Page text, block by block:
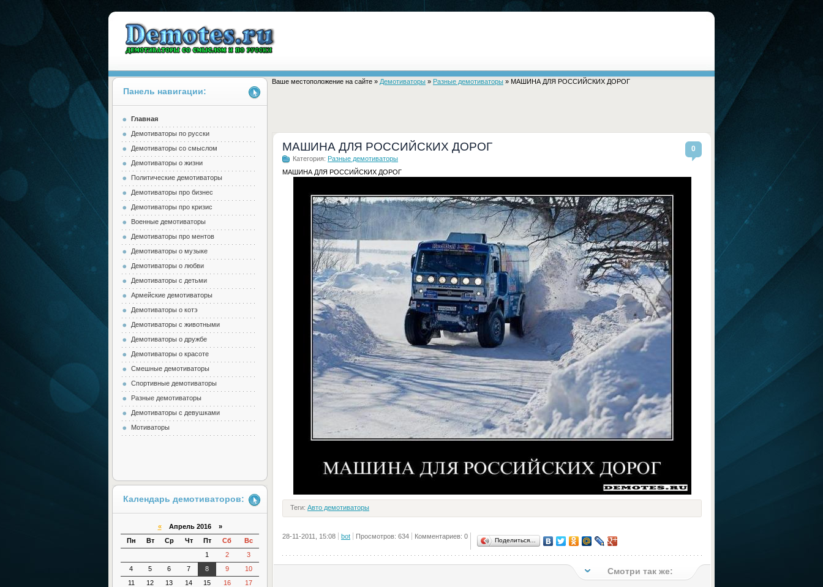
Demotes.ru
Ваше местоположение на сайте » Демотиваторы » Разные демотиваторы » МАШИНА ДЛЯ РОССИЙСКИХ ДОРОГ
0
МАШИНА ДЛЯ РОССИЙСКИХ ДОРОГ
Категория: Разные демотиваторы
МАШИНА ДЛЯ РОССИЙСКИХ ДОРОГ
Теги: Авто демотиваторы
28-11-2011, 15:08 bot Просмотров: 634 Комментариев: 0
Поделиться…
Смотри так же:
Панель навигации:
Главная
Демотиваторы по русски
Демотиваторы со смыслом
Демотиваторы о жизни
Политические демотиваторы
Демотиваторы про бизнес
Демотиваторы про кризис
Военные демотиваторы
Демотиваторы про ментов
Демотиваторы о музыке
Демотиваторы о любви
Демотиваторы с детьми
Армейские демотиваторы
Демотиваторы о котэ
Демотиваторы с животными
Демотиваторы о дружбе
Демотиваторы о красоте
Смешные демотиваторы
Спортивные демотиваторы
Разные демотиваторы
Демотиваторы с девушками
Мотиваторы
Календарь демотиваторов:
«Апрель 2016 »
Пн
Вт Ср Чт Пт Сб
Вс
1
2
3
4
5 6 7 8 9
10
11
12 13 14 15 16
17